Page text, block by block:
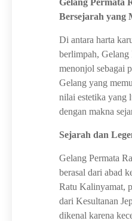
Bersejarah yang
Di antara harta
berlimpah, Gelang
menonjol sebagai
Gelang yang
nilai estetika yang
dengan makna
Sejarah dan
Gelang Permata
berasal dari abad
Ratu Kalinyamat,
dari Kesultanan
dikenal karena